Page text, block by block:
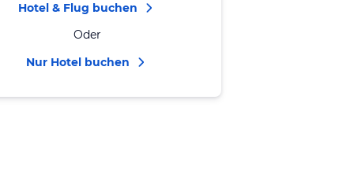
Hotel & Flug buchen
Oder
Nur Hotel buchen